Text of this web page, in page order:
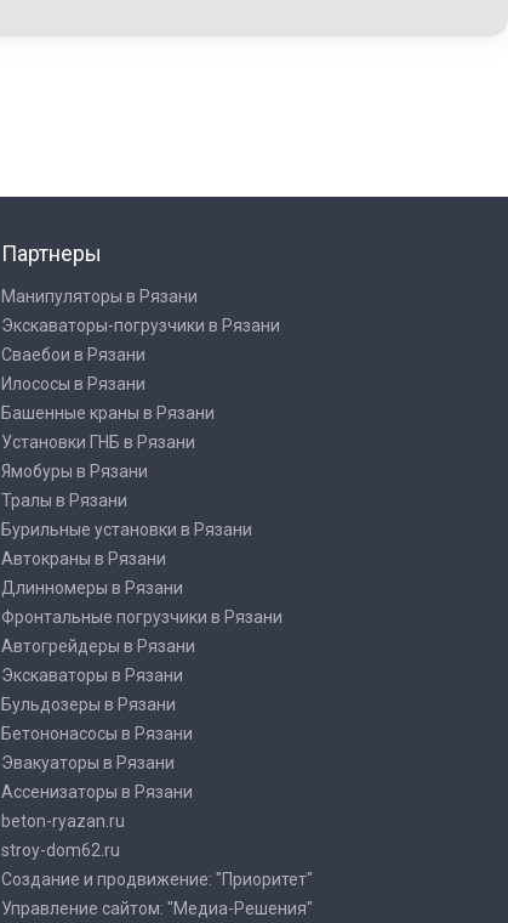
Партнеры
Манипуляторы в Рязани
Экскаваторы-погрузчики в Рязани
Сваебои в Рязани
Илососы в Рязани
Башенные краны в Рязани
Установки ГНБ в Рязани
Ямобуры в Рязани
Тралы в Рязани
Бурильные установки в Рязани
Автокраны в Рязани
Длинномеры в Рязани
Фронтальные погрузчики в Рязани
Автогрейдеры в Рязани
Экскаваторы в Рязани
Бульдозеры в Рязани
Бетононасосы в Рязани
Эвакуаторы в Рязани
Ассенизаторы в Рязани
beton-ryazan.ru
stroy-dom62.ru
Создание и продвижение: "Приоритет"
Управление сайтом: "Медиа-Решения"